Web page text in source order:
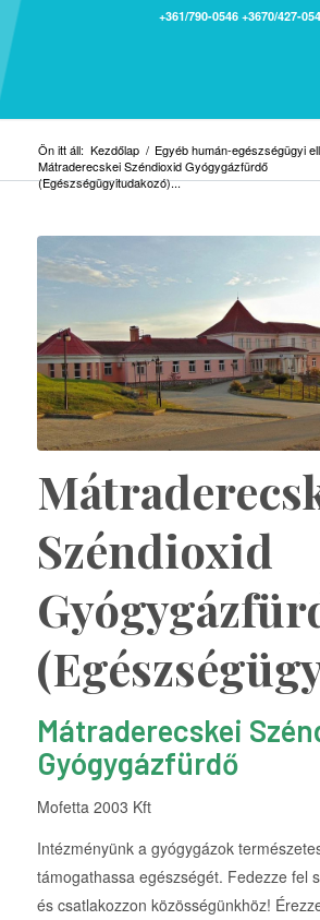
+361/790-0546 +3670/427-
Ön itt áll: Kezdőlap / Egyéb humán-egészségügyi
Mátraderecskei Széndioxid Gyógygázfürdő
(Egészségügyitudakozó)...
Széndioxid
Mátraderecskei
Gyógygázfürdő
Mofetta 2003 Kft
Intézményünk a gyógygázok
támogathassa egészségét. Fedezze fel
és csatlakozzon közösségünkhöz!